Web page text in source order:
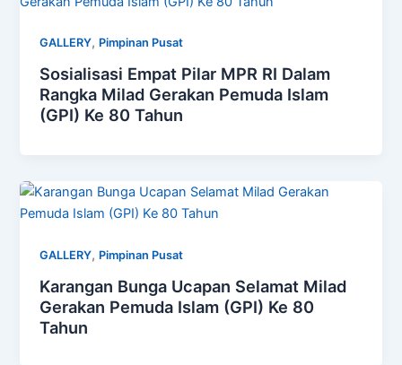
GALLERY, Pimpinan Pusat
Sosialisasi Empat Pilar MPR RI Dalam
Rangka Milad Gerakan Pemuda Islam
(GPI) Ke 80 Tahun
GALLERY, Pimpinan Pusat
Karangan Bunga Ucapan Selamat Milad
Gerakan Pemuda Islam (GPI) Ke 80
Tahun